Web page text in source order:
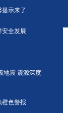
示来了
安全发展
地震 震源深度
橙色警报
吗？